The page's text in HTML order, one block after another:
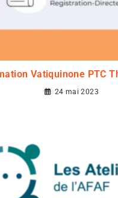
Vatiquinone PTC
24 mai 2023